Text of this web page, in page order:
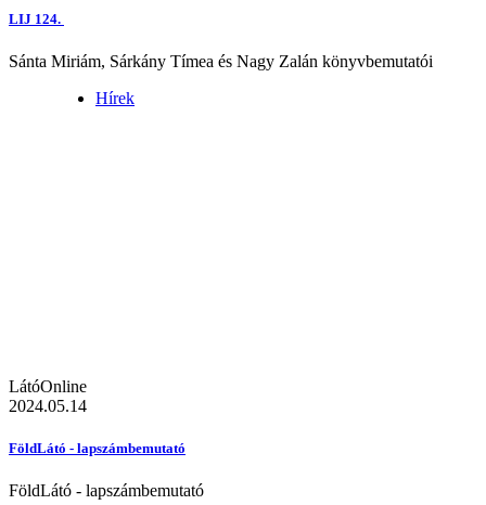
LIJ 124.
Sánta Miriám, Sárkány Tímea és Nagy Zalán könyvbemutatói
Hírek
LátóOnline
2024.05.14
FöldLátó - lapszámbemutató
FöldLátó - lapszámbemutató